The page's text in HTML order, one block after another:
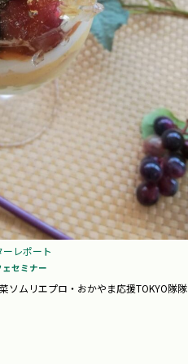
レポート
セミナー
ソムリエプロ・おかやま応援TOKYO隊隊